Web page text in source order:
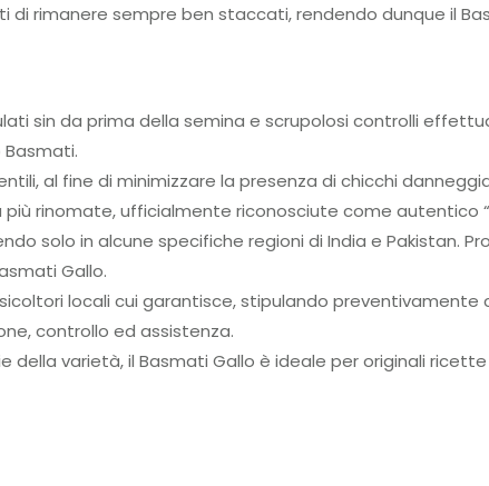
di rimanere sempre ben staccati, rendendo dunque il
sin da prima della semina e scrupolosi controlli
Basmati.
al fine di minimizzare la presenza di chicchi
rinomate, ufficialmente riconosciute come autentico
solo in alcune specifiche regioni di India e Pakistan.
Gallo.
locali cui garantisce, stipulando
controllo ed assistenza.
della varietà, il Basmati Gallo è ideale per originali